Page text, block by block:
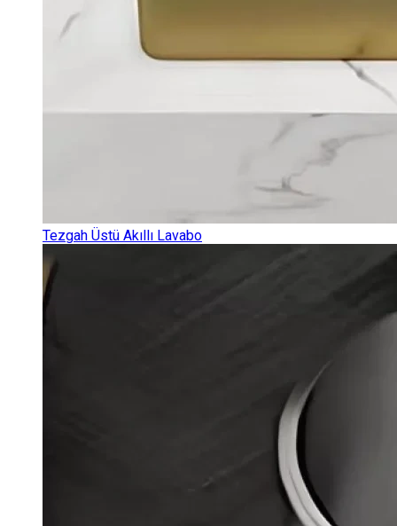
Tezgah Üstü Akıllı Lavabo